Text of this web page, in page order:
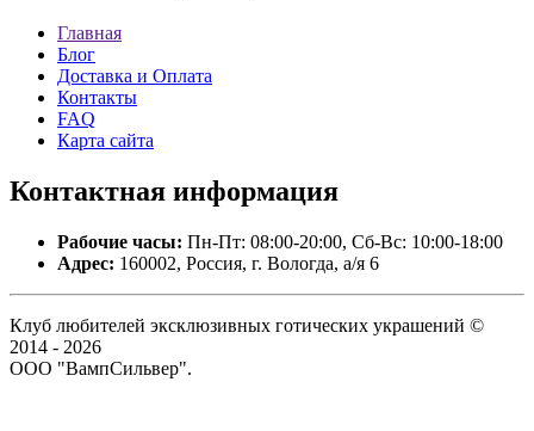
Главная
Блог
Доставка и Оплата
Контакты
FAQ
Карта сайта
Контактная информация
Рабочие часы: Пн-Пт: 08:00-20:00, Сб-Вс: 10:00-18:00
Адрес: 160002, Россия, г. Вологда, а/я 6
Клуб любителей эксклюзивных готических украшений ©
2014 - 2026
ООО "ВампСильвер".